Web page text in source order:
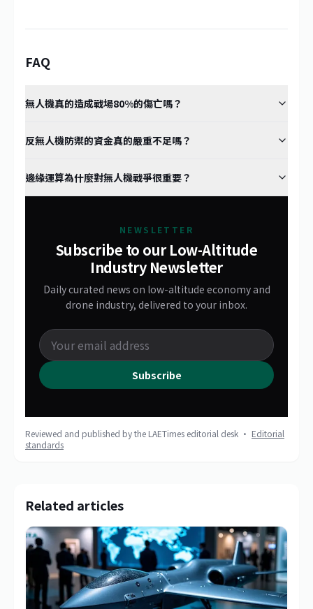
FAQ
無人機真的造成戰場80%的傷亡嗎？
反無人機防禦的資金真的嚴重不足嗎？
邊緣運算為什麼對無人機戰爭很重要？
NEWSLETTER
Subscribe to our Low-Altitude
Industry Newsletter
Daily curated news on low-altitude economy and
drone industry, delivered to your inbox.
Subscribe
Reviewed and published by the LAETimes editorial desk · Editorial
standards
Related articles